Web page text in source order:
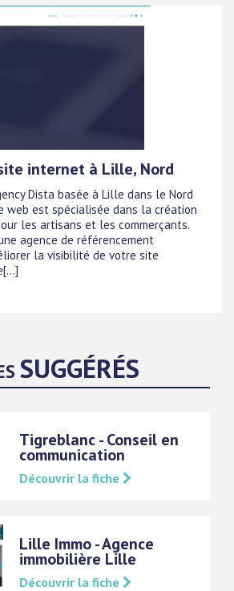
internet à Lille, Nord
Dista basée à Lille dans le Nord
web est spécialisée dans la création
les artisans et les commerçants.
agence de référencement
la visibilité de votre site
SUGGÉRÉS
Tigreblanc - Conseil en
communication
Découvrir la fiche
Lille Immo - Agence
immobilière Lille
Découvrir la fiche